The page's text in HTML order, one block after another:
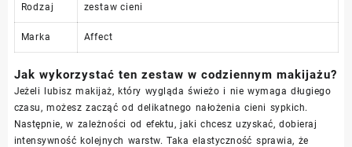
Rodzaj zestaw cieni
Marka Affect
Jak wykorzystać ten zestaw w codziennym makijażu?
Jeżeli lubisz makijaż, który wygląda świeżo i nie wymaga długiego
czasu, możesz zacząć od delikatnego nałożenia cieni sypkich.
Następnie, w zależności od efektu, jaki chcesz uzyskać, dobieraj
intensywność kolejnych warstw. Taka elastyczność sprawia, że